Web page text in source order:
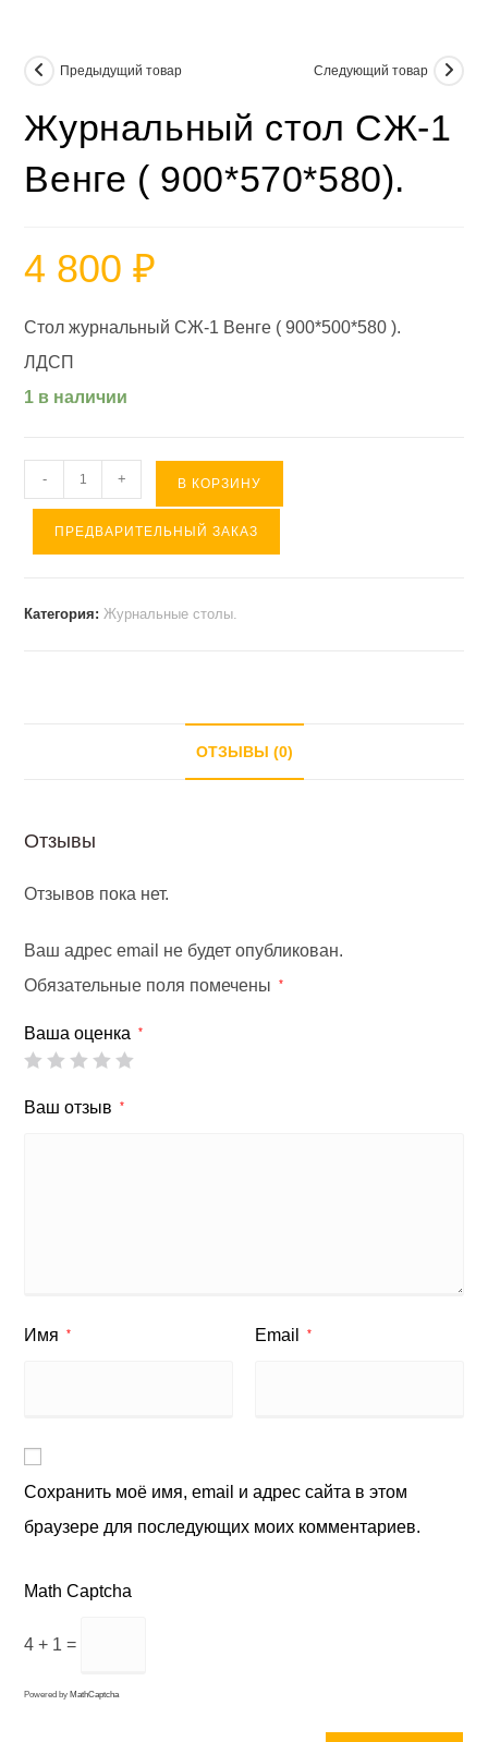
Предыдущий товар Следующий товар
Журнальный стол СЖ-1
Венге ( 900*570*580).
4 800₽
Стол журнальный СЖ-1 Венге ( 900*500*580 ).
ЛДСП
1 в наличии
Количество
товара
Журнальный
- + В КОРЗИНУ
ПРЕДВАРИТЕЛЬНЫЙ ЗАКАЗ
Категория:Журнальные столы.
ОТЗЫВЫ (0)
Отзывы
Отзывов пока нет.
Ваш адрес email не будет опубликован.
Обязательные поля помечены
*
Ваша оценка *
Ваш отзыв *
Имя * Email *
Сохранить моё имя, email и адрес сайта в этом
браузере для последующих моих комментариев.
Math Captcha
4 + 1 =
Powered by MathCaptcha